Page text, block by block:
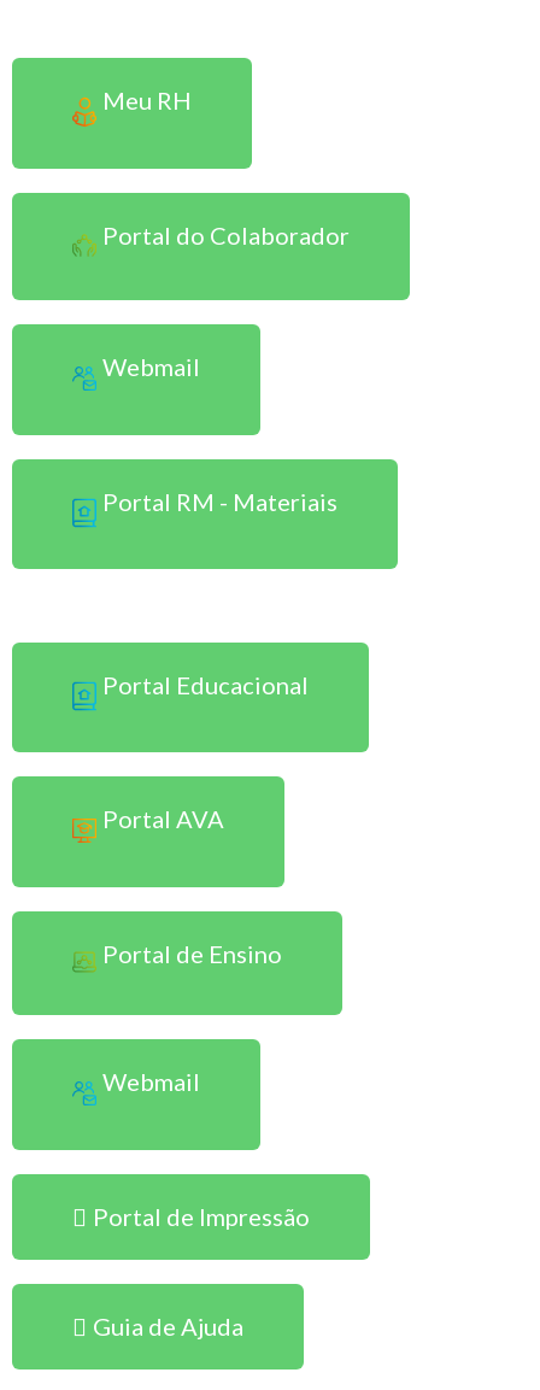
Meu RH
Portal do Colaborador
Webmail
Portal RM - Materiais
Portal Educacional
Portal AVA
Portal de Ensino
Webmail
Portal de Impressão
Guia de Ajuda